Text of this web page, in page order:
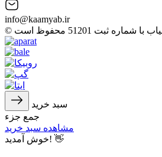
info@kaamyab.ir
سبد خرید
جمع جزء
مشاهده سبد خرید
خوش آمدید! 👋